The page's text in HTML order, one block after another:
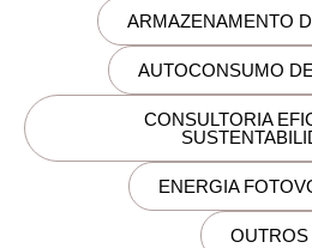
ARMAZENAMENTO
AUTOCONSUMO
CONSULTORIA
ENERGIA
OUTROS